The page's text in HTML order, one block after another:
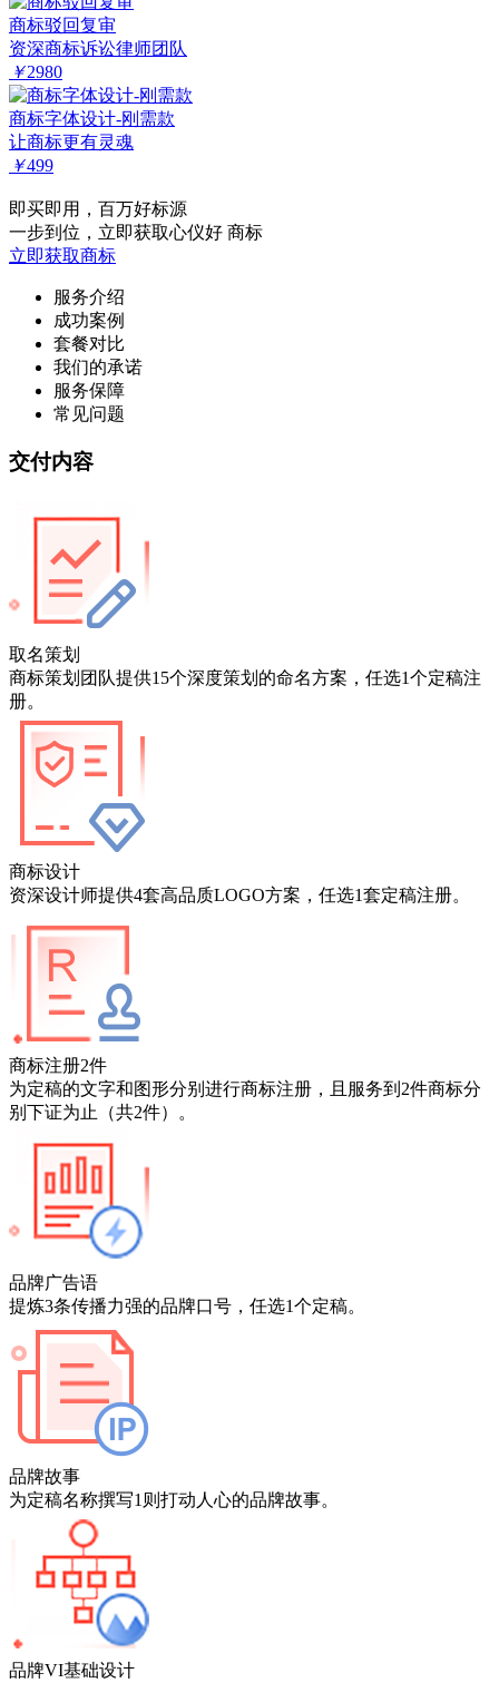
商标驳回复审
资深商标诉讼律师团队
￥2980
商标字体设计-刚需款
让商标更有灵魂
￥499
即买即用，百万好标源
一步到位，立即获取心仪好 商标
立即获取商标
服务介绍
成功案例
套餐对比
我们的承诺
服务保障
常见问题
交付内容
取名策划
商标策划团队提供15个深度策划的命名方案，任选1个定稿注
册。
商标设计
资深设计师提供4套高品质LOGO方案，任选1套定稿注册。
商标注册2件
为定稿的文字和图形分别进行商标注册，且服务到2件商标分
别下证为止（共2件）。
品牌广告语
提炼3条传播力强的品牌口号，任选1个定稿。
品牌故事
为定稿名称撰写1则打动人心的品牌故事。
品牌VI基础设计